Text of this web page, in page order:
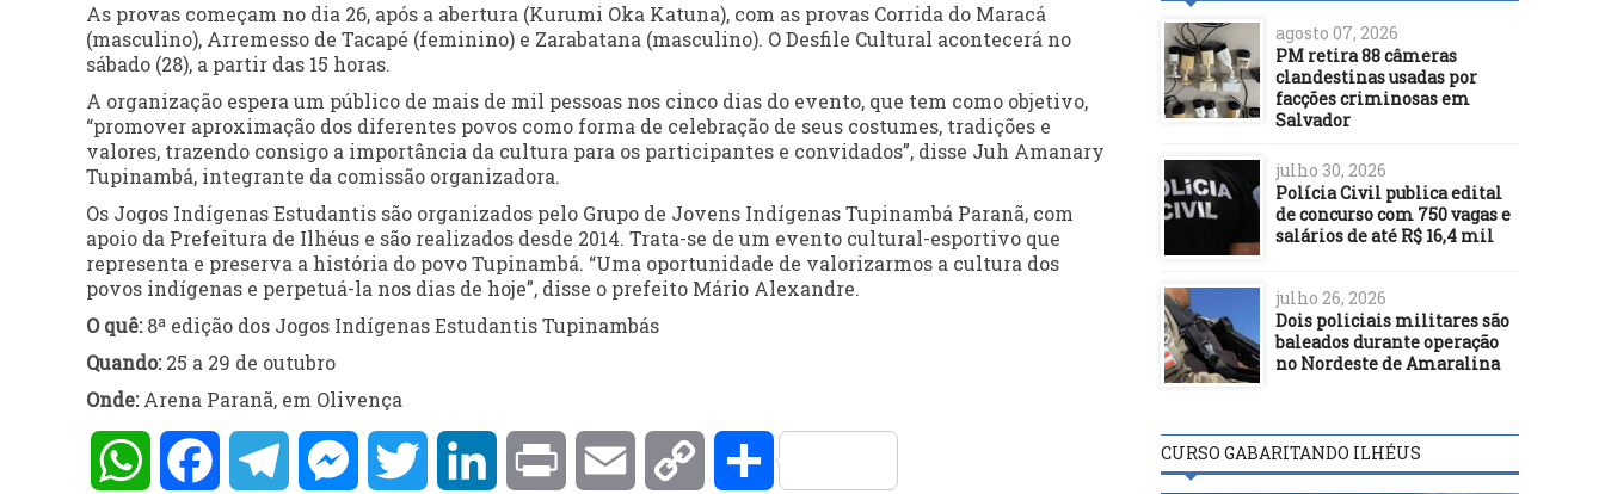
As provas começam no dia 26, após a abertura (Kurumi Oka Katuna), com as provas Corrida do Maracá
(masculino), Arremesso de Tacapé (feminino) e Zarabatana (masculino). O Desfile Cultural acontecerá no
sábado (28), a partir das 15 horas.
A organização espera um público de mais de mil pessoas nos cinco dias do evento, que tem como objetivo,
“promover aproximação dos diferentes povos como forma de celebração de seus costumes, tradições e
valores, trazendo consigo a importância da cultura para os participantes e convidados”, disse Juh Amanary
Tupinambá, integrante da comissão organizadora.
Os Jogos Indígenas Estudantis são organizados pelo Grupo de Jovens Indígenas Tupinambá Paranã, com
apoio da Prefeitura de Ilhéus e são realizados desde 2014. Trata-se de um evento cultural-esportivo que
representa e preserva a história do povo Tupinambá. “Uma oportunidade de valorizarmos a cultura dos
povos indígenas e perpetuá-la nos dias de hoje”, disse o prefeito Mário Alexandre.
O quê:8ª edição dos Jogos Indígenas Estudantis Tupinambás
Quando:25 a 29 de outubro
Onde:Arena Paranã, em Olivença
WhatsAppFacebookTelegramMessengerTwitter LinkedInPrint Email Copy Compartilhar
agosto 07, 2026
PM retira 88 câmeras
clandestinas usadas por
facções criminosas em
Salvador
julho 30, 2026
Polícia Civil publica edital
de concurso com 750 vagas e
salários de até R$ 16,4 mil
julho 26, 2026
Dois policiais militares são
baleados durante operação
no Nordeste de Amaralina
CURSO GABARITANDO ILHÉUS